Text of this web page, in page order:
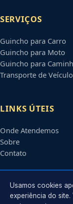
SERVIÇOS
Guincho para Carro
Guincho para Moto
Guincho para
Transporte de
LINKS ÚTEIS
Onde Atendemos
Sobre
Contato
CONTATO
Usamos cookies
experiência do